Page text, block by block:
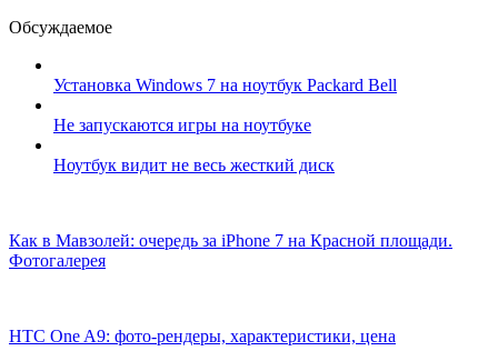
Обсуждаемое
Установка Windows 7 на ноутбук Packard Bell
Не запускаются игры на ноутбуке
Ноутбук видит не весь жесткий диск
Как в Мавзолей: очередь за iPhone 7 на Красной площади.
Фотогалерея
HTC One A9: фото-рендеры, характеристики, цена